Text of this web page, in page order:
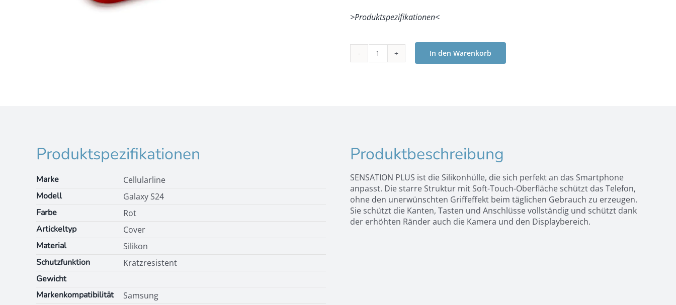
>Produktspezifikationen<
Cellularline
In den Warenkorb
Produktspezifikationen
Marke
Cellularline
Modell
Galaxy S24
Farbe
Rot
Artickeltyp
Cover
Material
Silikon
Schutzfunktion
Kratzresistent
Gewicht
Markenkompatibilität
Samsung
Produktbeschreibung
SENSATION PLUS ist die Silikonhülle, die sich perfekt an das Smartphone
anpasst. Die starre Struktur mit Soft-Touch-Oberfläche schützt das Telefon,
ohne den unerwünschten Griffeffekt beim täglichen Gebrauch zu erzeugen.
Sie schützt die Kanten, Tasten und Anschlüsse vollständig und schützt dank
der erhöhten Ränder auch die Kamera und den Displaybereich.